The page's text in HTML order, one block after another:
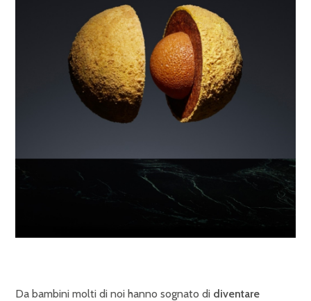
Da bambini molti di noi hanno sognato di diventare